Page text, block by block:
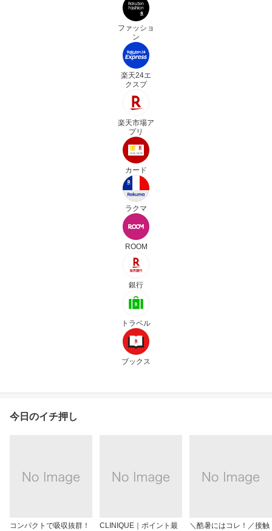
ファッショ
ン
楽天24エ
クスプ
楽天市場ア
プリ
カード
ラクマ
ROOM
銀行
トラベル
ブックス
今日のイチ押し
コンパクトで吸収抜群！
CLINIQUE｜ポイント最
＼酷暑にはコレ！／接触